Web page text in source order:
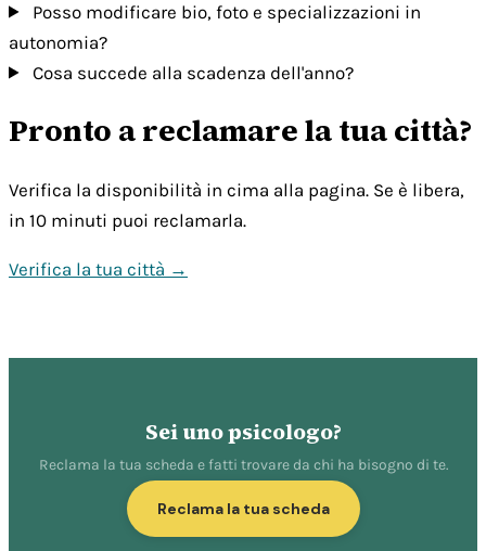
Posso modificare bio, foto e specializzazioni in
autonomia?
Cosa succede alla scadenza dell'anno?
Pronto a reclamare la tua città?
Verifica la disponibilità in cima alla pagina. Se è libera,
in 10 minuti puoi reclamarla.
Verifica la tua città →
Sei uno psicologo?
Reclama la tua scheda e fatti trovare da chi ha bisogno di te.
Reclama la tua scheda